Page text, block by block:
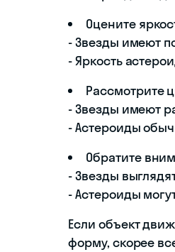
Оцените
- Звезды имеют
- Яркость
Рассмотрите
- Звезды имеют
- Астероиды
Обратите
- Звезды
- Астероиды
Если объект
форму, скорее